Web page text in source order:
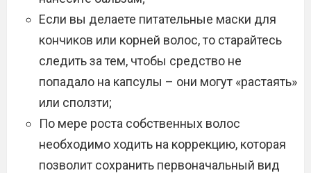
Если вы делаете питательные маски для
кончиков или корней волос, то старайтесь
следить за тем, чтобы средство не
попадало на капсулы – они могут «растаять»
или сползти;
По мере роста собственных волос
необходимо ходить на коррекцию, которая
позволит сохранить первоначальный вид